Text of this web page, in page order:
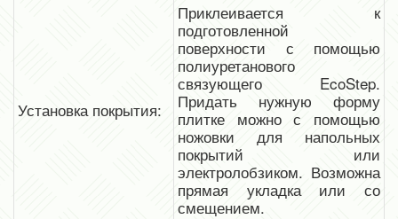
Установка покрытия:
Приклеивается к
подготовленной
поверхности с помощью
полиуретанового
связующего EcoStep.
Придать нужную форму
плитке можно с помощью
ножовки для напольных
покрытий или
электролобзиком. Возможна
прямая укладка или со
смещением.